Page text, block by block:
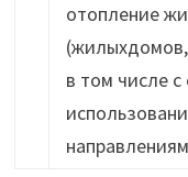
отопление
в том числе